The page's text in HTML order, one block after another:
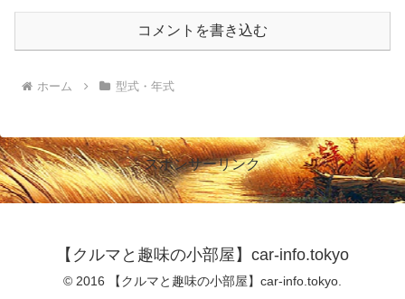
コメントを書き込む
ホーム 型式・年式
スポンサーリンク
【クルマと趣味の小部屋】car-info.tokyo
© 2016 【クルマと趣味の小部屋】car-info.tokyo.